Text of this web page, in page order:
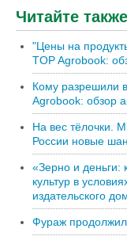
Читайте
"Цены на
TOP Agrobook:
Кому разрешили
Agrobook: обзор
На вес тёлочки.
России новые
«Зерно и деньги:
культур в
издательского
Фураж